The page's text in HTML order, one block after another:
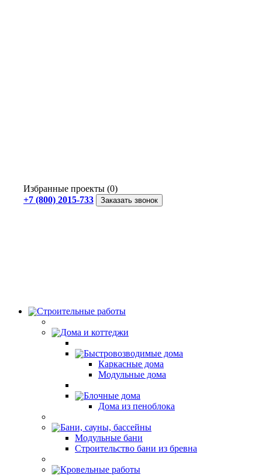
Избранные проекты (0)
+7 (800) 2015-733
Заказать звонок
Строительные работы
Дома и коттеджи
Быстровозводимые дома
Каркасные дома
Модульные дома
Блочные дома
Дома из пеноблока
Бани, сауны, бассейны
Модульные бани
Строительство бани из бревна
Кровельные работы